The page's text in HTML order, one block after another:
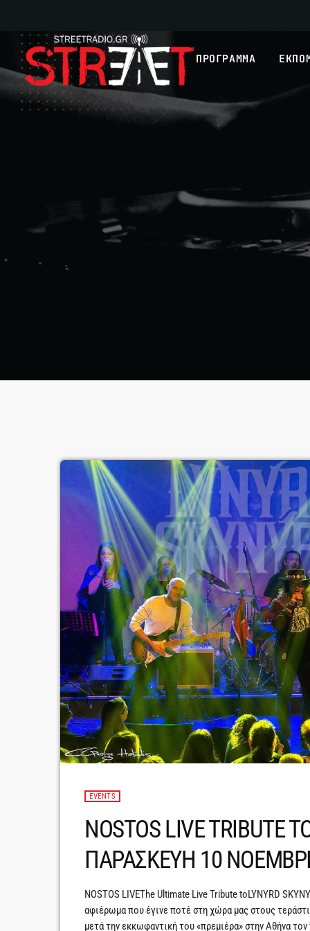
ΠΡΟΓΡΑΜΜΑ
EVENTS
NOSTOS LIVE TRIBUTE
ΠΑΡΑΣΚΕΥΗ 10
NOSTOS LIVEThe Ultimate Live Tribute toLYNYRD
αφιέρωμα που έγινε ποτέ στη χώρα μας στους
μετά την εκκωφαντική του «πρεμιέρα» στην Αθήνα